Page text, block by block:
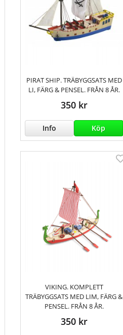
PIRAT SHIP. TRÄBYGGSATS MED
LI, FÄRG & PENSEL. FRÅN 8 ÅR.
350 kr
Info Köp
VIKING. KOMPLETT
TRÄBYGGSATS MED LIM, FÄRG &
PENSEL. FRÅN 8 ÅR.
350 kr